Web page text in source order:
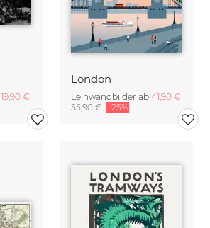
19,90 €
London
Leinwandbilder ab 41,90 €
55,90 € -25%